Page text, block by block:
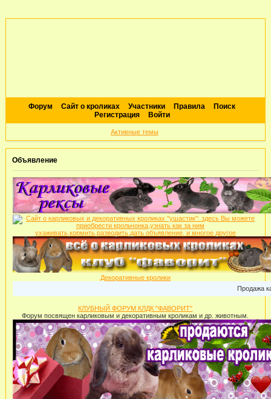
Форум Сайт о кроликах Участники Правила
Поиск
Регистрация
Войти
Активные темы
Объявление
Декоративные кролики
Продажа
КЛУБНЫЙ ФОРУМ КЛДК "ФАВОРИТ"
Форум посвящен карликовым и декоративным кроликам и др. животным.